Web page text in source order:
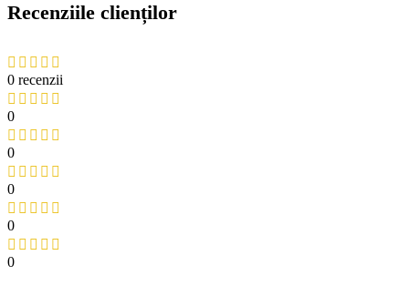
Recenziile clienților
0 recenzii
0
0
0
0
0